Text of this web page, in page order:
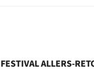
FESTIVAL ALLERS-